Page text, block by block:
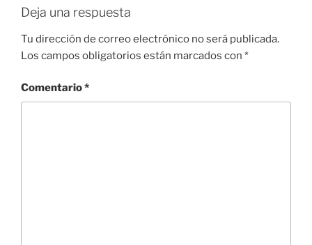
Deja una respuesta
Tu dirección de correo electrónico no será publicada.
Los campos obligatorios están marcados con *
Comentario*